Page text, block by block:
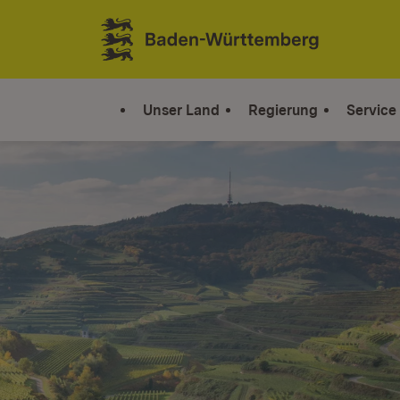
Zum Inhalt springen
Link zur Startseite
Unser Land Regierung Service